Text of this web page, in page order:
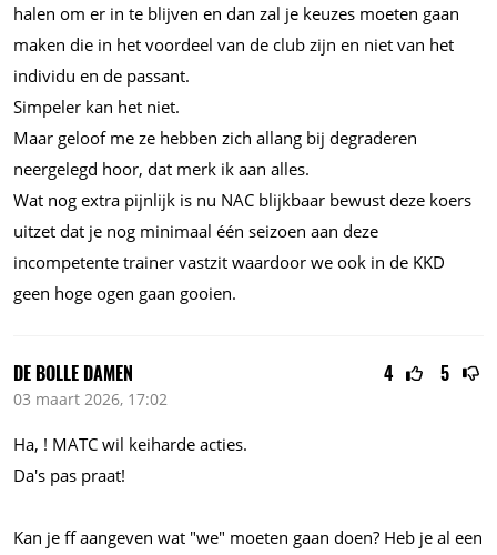
halen om er in te blijven en dan zal je keuzes moeten gaan
maken die in het voordeel van de club zijn en niet van het
individu en de passant.
Simpeler kan het niet.
Maar geloof me ze hebben zich allang bij degraderen
neergelegd hoor, dat merk ik aan alles.
Wat nog extra pijnlijk is nu NAC blijkbaar bewust deze koers
uitzet dat je nog minimaal één seizoen aan deze
incompetente trainer vastzit waardoor we ook in de KKD
geen hoge ogen gaan gooien.
4 5
DE BOLLE DAMEN
03 maart 2026, 17:02
Ha, ! MATC wil keiharde acties.
Da's pas praat!
Kan je ff aangeven wat "we" moeten gaan doen? Heb je al een